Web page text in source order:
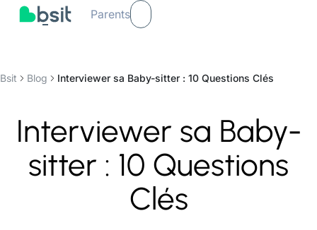
Parents
Bsit Blog Interviewer sa Baby-sitter : 10 Questions Clés
Interviewer sa Baby-
sitter : 10 Questions
Clés